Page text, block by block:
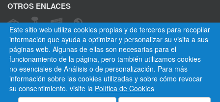
Este sitio web utiliza cookies propias y de terceros para recopilar
información que ayuda a optimizar y personalizar su visita a sus
páginas web. Algunas de ellas son necesarias para el
funcionamiento de la página, pero también utilizamos cookies
no esenciales de Análisis o de personalización. Para más
información sobre las cookies utilizadas y sobre cómo revocar
su consentimiento, visite la Política de Cookies
OTROS ENLACES
CANAL ÉTICO
Empresa Municipal de Transportes de Madrid, S. A.